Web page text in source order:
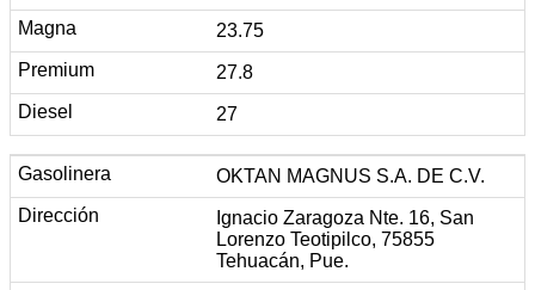
23.75
27.8
27
OKTAN MAGNUS S.A. DE C.V.
Ignacio Zaragoza Nte. 16, San
Lorenzo Teotipilco, 75855
Tehuacán, Pue.